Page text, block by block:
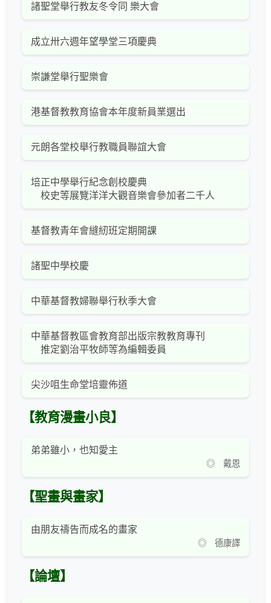
諸聖堂舉行教友冬令同 樂大會
成立卅六週年望學堂三項慶典
崇謙堂舉行聖樂會
港基督教教育協會本年度新員業選出
元朗各堂校舉行教職員聯誼大會
培正中學舉行紀念創校慶典
校史等展覽洋洋大觀音樂會參加者二千人
基督教青年會縫紉班定期開課
諸聖中學校慶
中華基督教婦聯舉行秋季大會
中華基督教區會教育部出版宗教教育專刊
推定劉治平牧師等為編輯委員
尖沙咀生命堂培靈佈道
【教育漫畫小良】
弟弟雖小，也知愛主
◎ 戴恩
【聖畫與畫家】
由朋友禱告而成名的畫家
◎ 德康譯
【論壇】